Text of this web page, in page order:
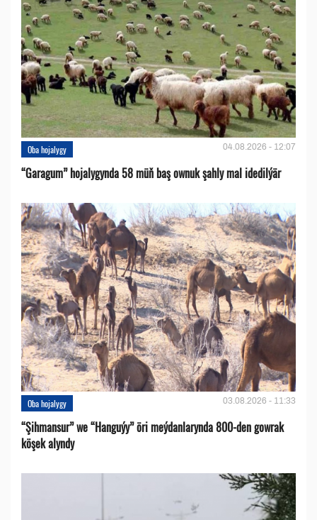
Oba hojalygy 04.08.2026 - 12:07
“Garagum” hojalygynda 58 müň baş ownuk şahly mal idedilýär
Oba hojalygy 03.08.2026 - 11:33
“Şihmansur” we “Hanguýy” öri meýdanlarynda 800-den gowrak
köşek alyndy